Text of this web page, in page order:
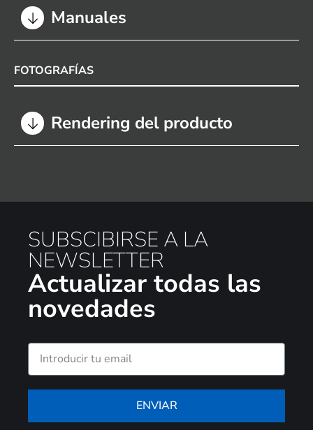
Manuales
FOTOGRAFÍAS
Rendering del producto
SUBSCIBIRSE A LA
NEWSLETTER
Actualizar todas las
novedades
ENVIAR